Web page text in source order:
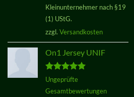
Kleinunternehmer nach §19
(1) UStG.
zzgl. Versandkosten
On1 Jersey UNIF
Bewertet
von 5
Ungeprüfte
Gesamtbewertungen